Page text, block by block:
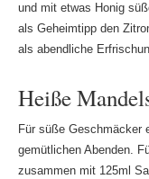
und mit etwas Honig
als Geheimtipp den
als abendliche
Heiße
Für süße Geschmäcker
gemütlichen Abenden.
zusammen mit 125ml